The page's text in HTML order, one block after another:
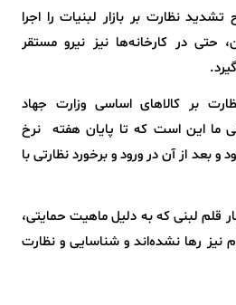
نظارت بر بازار لبنیات را اجرا
حتی در کارخانه‌ها نیز نیرو مستقر
بر کالاهای اساسی وزارت جهاد
ما این است که تا پایان هفته نرخ
بعد از آن در ورود و برخورد نظارتی با
قلم لبنی که به دلیل ماهیت حمایتی،
نیز رها نشده‌اند و شناسایی و نظارت